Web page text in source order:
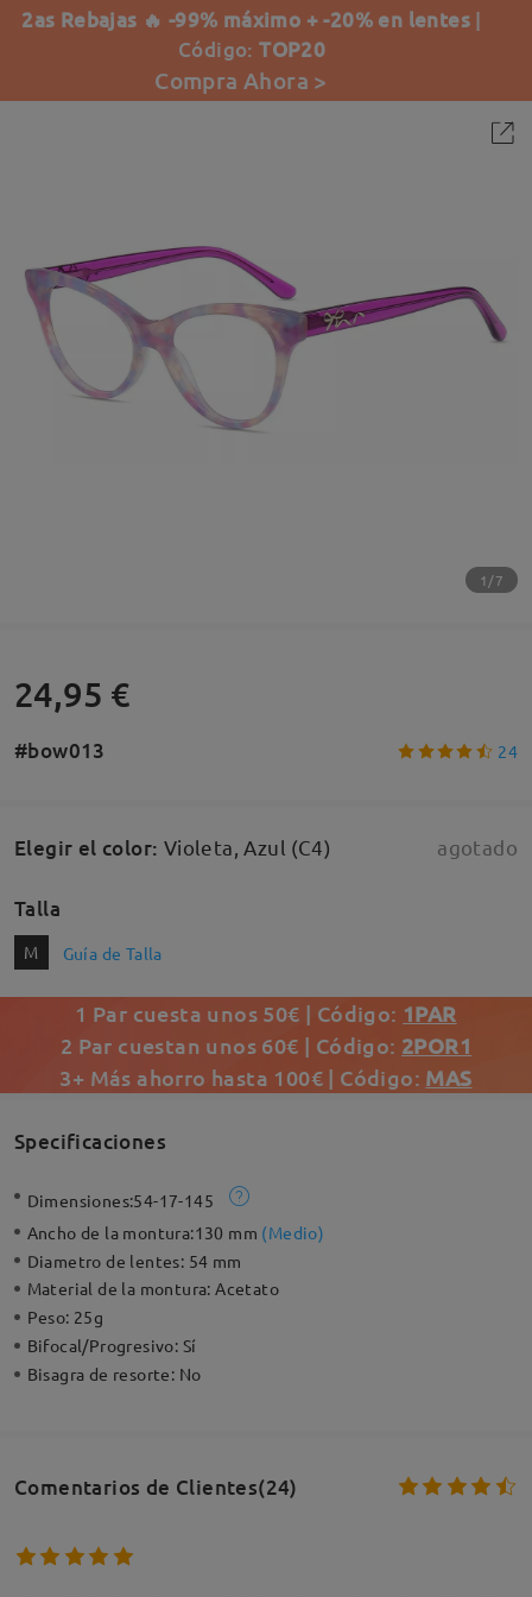
2as Rebajas 🔥 -99% máximo + -20% en lentes |
Código:TOP20
Compra Ahora >
1/7
24,95 €
#bow013 24
Elegir el color: Violeta, Azul (C4) agotado
Talla
M Guía de Talla
1 Par cuesta unos 50€ | Código: 1PAR
2 Par cuestan unos 60€ | Código: 2POR1
3+ Más ahorro hasta 100€ | Código: MAS
Specificaciones
Dimensiones:54-17-145
Ancho de la montura:130 mm (Medio)
Diametro de lentes: 54 mm
Material de la montura:Acetato
Peso: 25g
Bifocal/Progresivo: Sí
Bisagra de resorte: No
Comentarios de Clientes(24)